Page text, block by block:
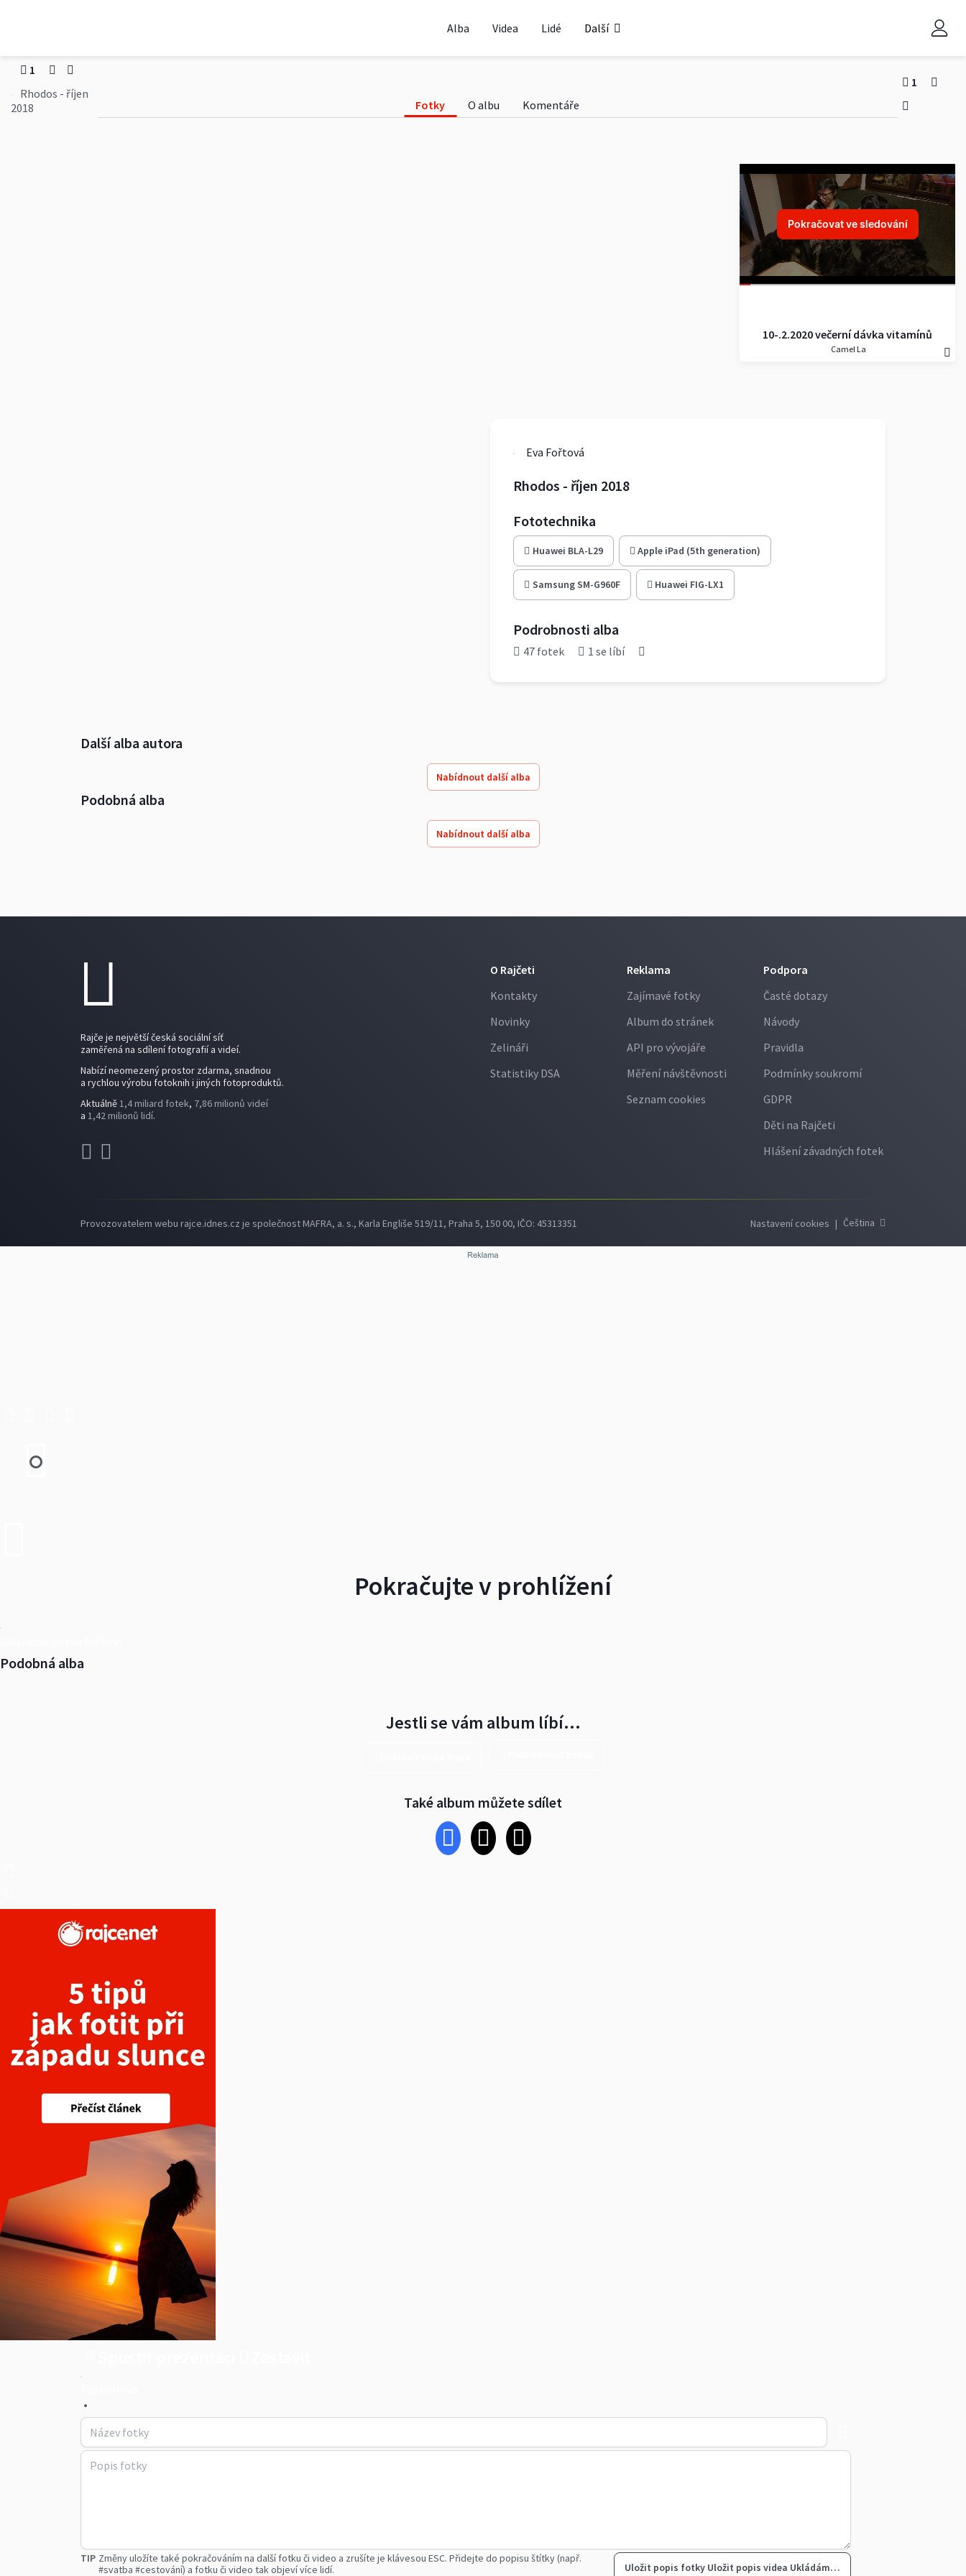
Alba Videa Lidé Další
1
Rhodos - říjen
2018
Fotky O albu Komentáře
1
Pokračovat ve sledování
10-.2.2020 večerní dávka vitamínů
Camel La
Eva Fořtová
Rhodos - říjen 2018
Fototechnika
Huawei BLA-L29 Apple iPad (5th generation)
Samsung SM-G960F Huawei FIG-LX1
Podrobnosti alba
47 fotek 1 se líbí
Další alba autora
Nabídnout další alba
Podobná alba
Nabídnout další alba
Rajče je největší česká sociální síť
zaměřená na sdílení fotografií a videí.
Nabízí neomezený prostor zdarma, snadnou
a rychlou výrobu fotoknih i jiných fotoproduktů.
Aktuálně1,4 miliard fotek, 7,86 milionů videí
a 1,42 milionů lidí.
O Rajčeti
Kontakty
Novinky
Zelináři
Statistiky DSA
Reklama
Zajímavé fotky
Album do stránek
API pro vývojáře
Měření návštěvnosti
Seznam cookies
Podpora
Časté dotazy
Návody
Pravidla
Podmínky soukromí
GDPR
Děti na Rajčeti
Hlášení závadných fotek
Provozovatelem webu rajce.idnes.cz je společnost MAFRA, a. s., Karla Engliše 519/11, Praha 5, 150 00, IČO: 45313351 Nastavení cookies | Čeština
Pokračujte v prohlížení
Podobná alba
Jestli se vám album líbí…
Také album můžete sdílet
•
TIP Změny uložíte také pokračováním na další fotku či video a zrušíte je klávesou ESC. Přidejte do popisu štítky (např.
#svatba #cestování) a fotku či video tak objeví více lidí.
Uložit popis fotky Uložit popis videa Ukládám…